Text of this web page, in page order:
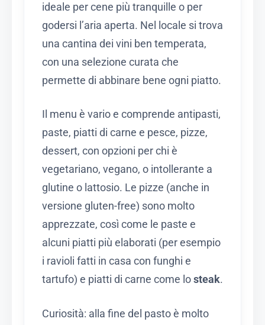
ideale per cene più tranquille o per
godersi l’aria aperta. Nel locale si trova
una cantina dei vini ben temperata,
con una selezione curata che
permette di abbinare bene ogni piatto.
Il menu è vario e comprende antipasti,
paste, piatti di carne e pesce, pizze,
dessert, con opzioni per chi è
vegetariano, vegano, o intollerante a
glutine o lattosio. Le pizze (anche in
versione gluten-free) sono molto
apprezzate, così come le paste e
alcuni piatti più elaborati (per esempio
i ravioli fatti in casa con funghi e
tartufo) e piatti di carne come lo steak.
Curiosità: alla fine del pasto è molto